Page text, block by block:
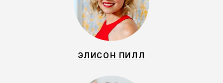
ЭЛИСОН ПИЛЛ